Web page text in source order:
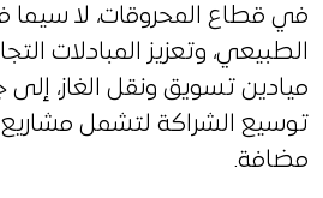
في قطاع المحروقات، لا سيما
الطبيعي، وتعزيز المبادلات
ميادين تسويق ونقل الغاز،
توسيع الشراكة لتشمل
مضافة.